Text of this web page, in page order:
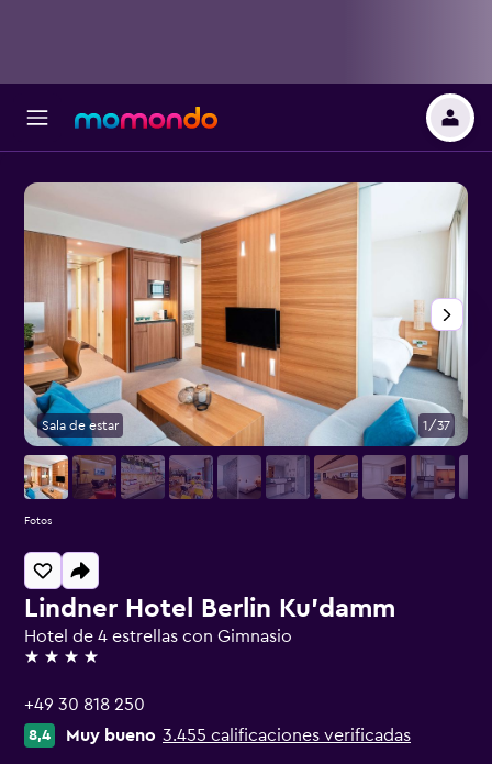
Lindner Hotel Berlin Ku'damm
Hotel de 4 estrellas con Gimnasio
4 estrellas
+49 30 818 250
8,4 Muy bueno 3.455 calificaciones verificadas
Sala de estar 1/37
Fotos